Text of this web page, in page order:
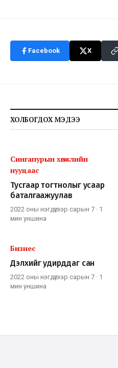
Facebook X
ХОЛБОГДОХ МЭДЭЭ
Сингапурын хөгжлийн
нууцаас
Тусгаар тогтнолыг усаар
баталгаажуулав
2022 оны нэгдүгээр сарын 7 · 1
мин уншина
Бизнес
Дэлхийг удирддаг сан
2022 оны нэгдүгээр сарын 7 · 1
мин уншина